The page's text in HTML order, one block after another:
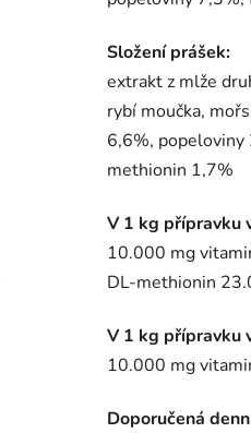
Složení prášek:
extrakt z mlže
rybí moučka,
6,6%,
methionin 1,7%
V 1 kg přípravku
10.000 mg
DL-methionin
V 1 kg přípravku
10.000 mg
Doporučená